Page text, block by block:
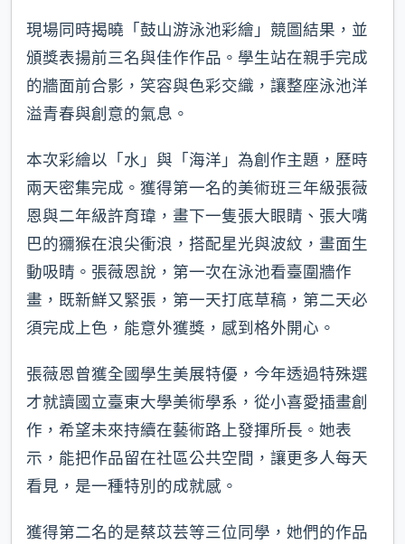
現場同時揭曉「鼓山游泳池彩繪」競圖結果，並
頒獎表揚前三名與佳作作品。學生站在親手完成
的牆面前合影，笑容與色彩交織，讓整座泳池洋
溢青春與創意的氣息。
本次彩繪以「水」與「海洋」為創作主題，歷時
兩天密集完成。獲得第一名的美術班三年級張薇
恩與二年級許育瑋，畫下一隻張大眼睛、張大嘴
巴的獼猴在浪尖衝浪，搭配星光與波紋，畫面生
動吸睛。張薇恩說，第一次在泳池看臺圍牆作
畫，既新鮮又緊張，第一天打底草稿，第二天必
須完成上色，能意外獲獎，感到格外開心。
張薇恩曾獲全國學生美展特優，今年透過特殊選
才就讀國立臺東大學美術學系，從小喜愛插畫創
作，希望未來持續在藝術路上發揮所長。她表
示，能把作品留在社區公共空間，讓更多人每天
看見，是一種特別的成就感。
獲得第二名的是蔡苡芸等三位同學，她們的作品